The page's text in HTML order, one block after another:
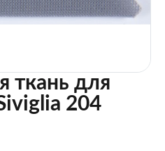
ткань для
204